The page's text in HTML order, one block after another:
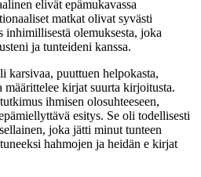
elivät epämukavassa
matkat olivat syvästi
olemuksesta, joka
ja tunteideni kanssa.
puuttuen helpokasta,
kirjat suurta kirjoitusta.
ihmisen olosuhteeseen,
esitys. Se oli todellisesti
joka jätti minut tunteen
hahmojen ja heidän e kirjat​